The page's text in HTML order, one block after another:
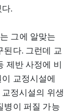
.
그에 알맞는
된다. 그런데 교
제반 사정에 비
교정시설에
정시설의 위생
병이 퍼질 가능